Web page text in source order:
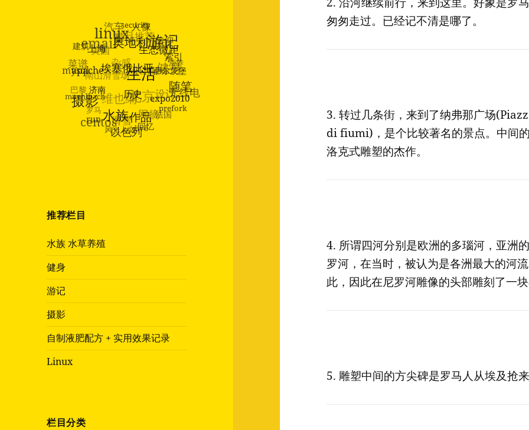
历史
生活
埃塞俄比亚
济南
水族作品
expo2010
萨尔茨堡
生态微距
奥地利
上海
apache
摄影
run
以色列回忆
prefork
随笔
索引
游记
security
linux
建筑
mysql
muehlbach
centos
风光人文dive
法国
无线电
营养
信仰
人像
汽车
email
菜谱
巴黎
罗马
滑雪 网摘
设计
健身
3d打印
精品推荐
美国
南山滑雪场
维也纳北京
nino
杂感
推荐栏目
水族 水草养殖
健身
游记
摄影
自制液肥配方 + 实用效果记录
Linux
栏目分类
匆匆走过。已经记不清是哪了。
3. 转过几条街，来到了纳弗那广场
di fiumi)，是个比较著名的景点。中间
洛克式雕塑的杰作。
4. 所谓四河分别是欧洲的多瑙河，亚洲
罗河，在当时，被认为是各洲最大的河
此，因此在尼罗河雕像的头部雕刻了一
5. 雕塑中间的方尖碑是罗马人从埃及抢